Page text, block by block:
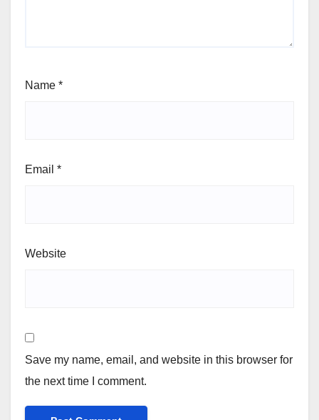
Name *
Email *
Website
Save my name, email, and website in this browser for
the next time I comment.